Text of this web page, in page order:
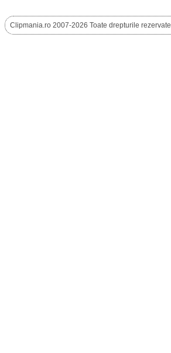
Clipmania.ro 2007-2026 Toate drepturile rezervate